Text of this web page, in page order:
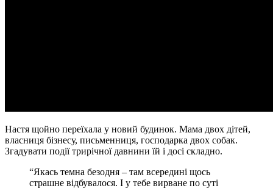
Настя щойно переїхала у новий будинок. Мама двох дітей,
власниця бізнесу, письменниця, господарка двох собак.
Згадувати події трирічної давнини їй і досі складно.
“Якась темна безодня – там всередині щось
страшне відбувалося. І у тебе вирване по суті